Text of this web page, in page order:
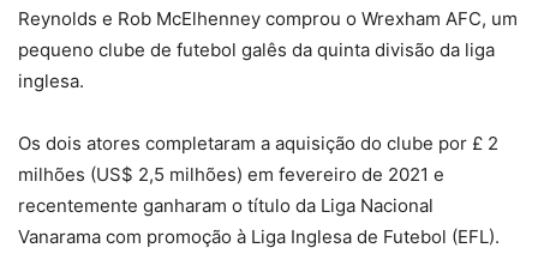
Reynolds e Rob McElhenney comprou o Wrexham AFC, um
pequeno clube de futebol galês da quinta divisão da liga
inglesa.
Os dois atores completaram a aquisição do clube por £ 2
milhões (US$ 2,5 milhões) em fevereiro de 2021 e
recentemente ganharam o título da Liga Nacional
Vanarama com promoção à Liga Inglesa de Futebol (EFL).